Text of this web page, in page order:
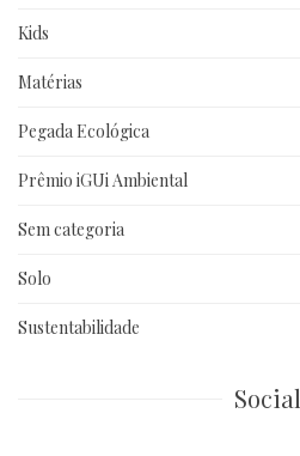
Kids
Matérias
Pegada Ecológica
Prêmio iGUi Ambiental
Sem categoria
Solo
Sustentabilidade
Social